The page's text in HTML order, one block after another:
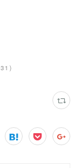
31 )